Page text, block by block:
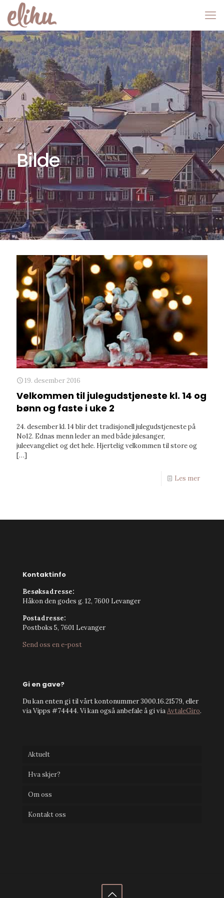
Bilde
19. desember 2016
Velkommen til julegudstjeneste kl. 14 og
bønn og faste i uke 2
24. desember kl. 14 blir det tradisjonell julegudstjeneste på
No12. Ednas menn leder an med både julesanger,
juleevangeliet og det hele. Hjertelig velkommen til store og
[…]
Les mer
Kontaktinfo
Besøksadresse:
Håkon den godes g. 12, 7600 Levanger
Postadresse:
Postboks 5, 7601 Levanger
Send oss en e-post
Gi en gave?
Du kan enten gi til vårt kontonummer 3000.16.21579, eller
via Vipps #74444. Vi kan også anbefale å gi viaAvtaleGiro.
Aktuelt
Hva skjer?
Om oss
Kontakt oss